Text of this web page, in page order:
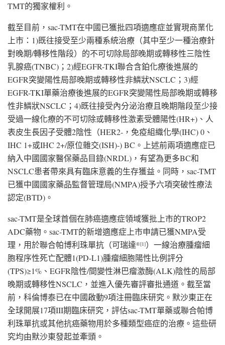
TMT的獨家權利。
截至目前，sac-TMT在中國已獲批四項適應症並實現商業化
上市：1)既往接受至少兩種系統治療（其中至少一種治療針
對晚期/轉移性階段）的不可切除局部晚期或轉移性三陰性
乳腺癌(TNBC)；2)經EGFR-TKI聯合含鉑化療後進展的
EGFR突變陽性局部晚期或轉移性非鱗狀NSCLC；3)經
EGFR-TKI單藥治療後進展的EGFR突變陽性局部晚期或轉移
性非鱗狀NSCLC；4)既往接受內分泌治療且晚期階段至少接
受過一線化療的不可切除或轉移性激素受體陽性(HR+)、人
表皮生長因子受體2陰性（HER2-，免疫組織化學(IHC) 0、
IHC 1+或IHC 2+/原位雜交(ISH)-) BC。上述前兩項適應症已
納入中國國家醫保藥品目錄(NRDL)，有望為更多BC和
NSCLC患者帶來具有臨床意義的生存獲益。同時，sac-TMT
已獲中國國家藥品監督管理局(NMPA)授予六項突破性療法
認定(BTD)。
sac-TMT是全球首個在肺癌適應症領域獲批上市的TROP2
ADC藥物。sac-TMT的新增適應症上市申請已獲NMPA受
理，用於聯合帕博利珠單抗（可瑞達®[1]）一線治療腫瘤細
胞程序性死亡配體1(PD-L1)腫瘤細胞陽性比例評分
(TPS)≥1%、EGFR陰性/間變性淋巴瘤激酶(ALK)陰性的局部
晚期或轉移性NSCLC，並進入優先審評審批通道。截至當
前，科倫博泰已在中國啟動9項注冊臨床研究。默沙東正在
全球開展17項III期臨床研究，評估sac-TMT單藥或聯合帕博
利珠單抗或其他抗癌藥物用於多種類型癌症的治療。這些研
究均由默沙東發起並牽頭。